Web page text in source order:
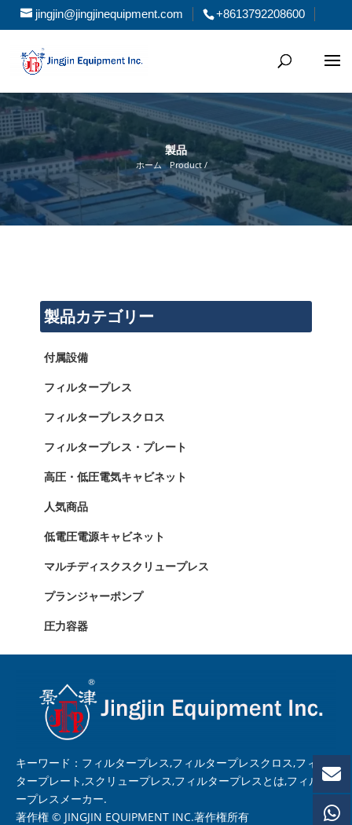
jingjin@jingjinequipment.com +8613792208600
製品
ホーム Product /
製品カテゴリー
付属設備
フィルタープレス
フィルタープレスクロス
フィルタープレス・プレート
高圧・低圧電気キャビネット
人気商品
低電圧電源キャビネット
マルチディスクスクリュープレス
プランジャーポンプ
圧力容器
キーワード：フィルタープレス,フィルタープレスクロス,フィル
タープレート,スクリュープレス,フィルタープレスとは,フィルタ
ープレスメーカー.
著作権 © JINGJIN EQUIPMENT INC.著作権所有